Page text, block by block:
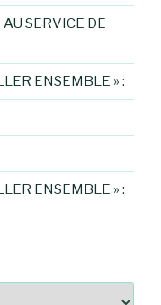
SERVICE DE
ENSEMBLE » :
ENSEMBLE » :